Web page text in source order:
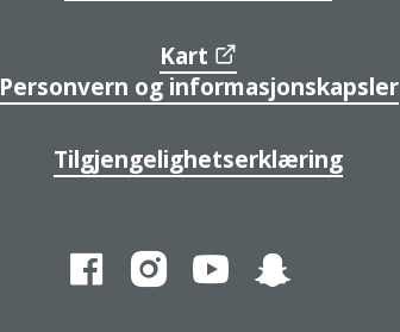
Kart
Personvern og informasjonskapsler
Tilgjengelighetserklæring
FacebookInstagramYouTube